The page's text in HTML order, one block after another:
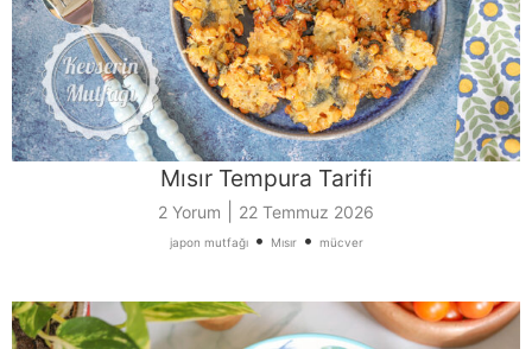
Mısır Tempura Tarifi
2 Yorum 22 Temmuz 2026
japon mutfağı• Mısır• mücver